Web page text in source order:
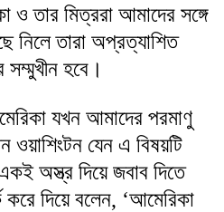
ও তার মিত্ররা আমাদের সঙ্গে
নিলে তারা অপ্রত্যাশিত
সম্মুখীন হবে।
যখন আমাদের পরমাণু
ওয়াশিংটন যেন এ বিষয়টি
অস্ত্র দিয়ে জবাব দিতে
দিয়ে বলেন, ‘আমেরিকা